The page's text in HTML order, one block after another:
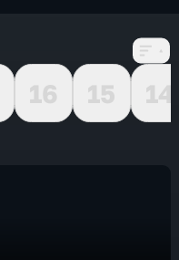
16 15
14